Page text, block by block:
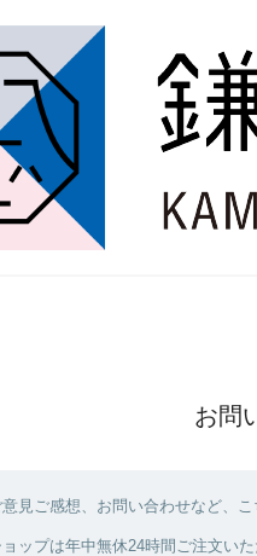
お問
見ご感想、お問い合わせなど、
ップは年中無休24時間ご注文い